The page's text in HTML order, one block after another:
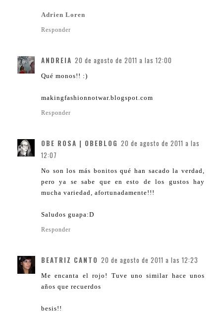
Adrien Loren
Responder
ANDREIA 20 de agosto de 2011 a las 12:00
Qué monos!! :)
makingfashionnotwar.blogspot.com
Responder
OBE ROSA | OBEBLOG 20 de agosto de 2011 a las
12:07
No son los más bonitos qué han sacado la verdad,
pero ya se sabe que en esto de los gustos hay
mucha variedad, afortunadamente!!!
Saludos guapa:D
Responder
BEATRIZ CANTO 20 de agosto de 2011 a las 12:23
Me encanta el rojo! Tuve uno similar hace unos
años que recuerdos
besis!!